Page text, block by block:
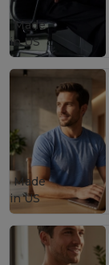
Made
in US
Made
in US